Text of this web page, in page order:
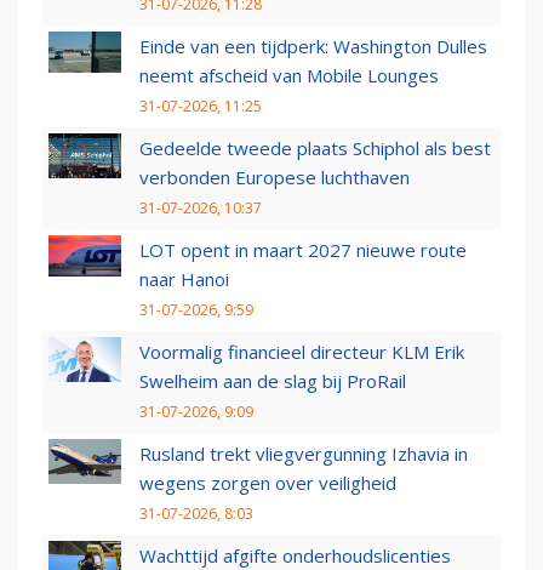
Einde van een tijdperk: Washington Dulles
neemt afscheid van Mobile Lounges
31-07-2026, 11:25
Gedeelde tweede plaats Schiphol als best
verbonden Europese luchthaven
31-07-2026, 10:37
LOT opent in maart 2027 nieuwe route
naar Hanoi
31-07-2026, 9:59
Voormalig financieel directeur KLM Erik
Swelheim aan de slag bij ProRail
31-07-2026, 9:09
Rusland trekt vliegvergunning Izhavia in
wegens zorgen over veiligheid
31-07-2026, 8:03
Wachttijd afgifte onderhoudslicenties